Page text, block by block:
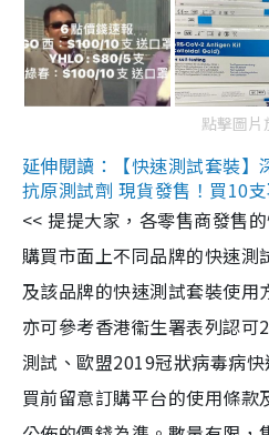
點擊圖片
延伸閱讀：【快速測試套裝
抗原測試劑 現貨發售！買10
<< 提提大家，各零售商發售
購買市面上不同品牌的快速測
及該品牌的快速測試套裝使用
亦可參考香港衞生署表列認
測試、歐盟2019冠狀病毒病
買前留意訂購平台的使用條款